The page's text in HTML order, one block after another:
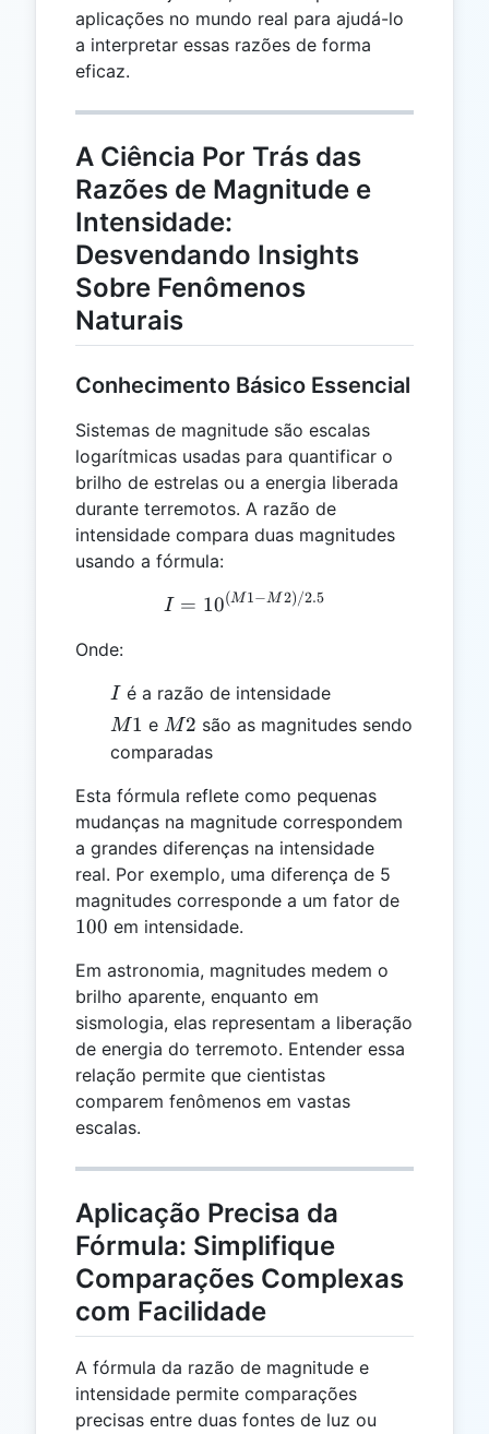
aplicações no mundo real para ajudá-lo
a interpretar essas razões de forma
eficaz.
A Ciência Por Trás das
Razões de Magnitude e
Intensidade:
Desvendando Insights
Sobre Fenômenos
Naturais
Conhecimento Básico Essencial
Sistemas de magnitude são escalas
logarítmicas usadas para quantificar o
brilho de estrelas ou a energia liberada
durante terremotos. A razão de
intensidade compara duas magnitudes
usando a fórmula:
I = 10^{(M1 - M2) / 2.5}
I = 10(M1−M2)/2.5
Onde:
I
Ié a razão de intensidade
M1
M1 e M2
M2 são as magnitudes sendo
comparadas
Esta fórmula reflete como pequenas
mudanças na magnitude correspondem
a grandes diferenças na intensidade
real. Por exemplo, uma diferença de 5
magnitudes corresponde a um fator de
100 em intensidade.
Em astronomia, magnitudes medem o
brilho aparente, enquanto em
sismologia, elas representam a liberação
de energia do terremoto. Entender essa
relação permite que cientistas
comparem fenômenos em vastas
escalas.
Aplicação Precisa da
Fórmula: Simplifique
Comparações Complexas
com Facilidade
A fórmula da razão de magnitude e
intensidade permite comparações
precisas entre duas fontes de luz ou